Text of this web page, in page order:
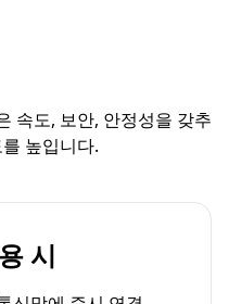
속도, 보안, 안정성을 갖추
높입니다.
시